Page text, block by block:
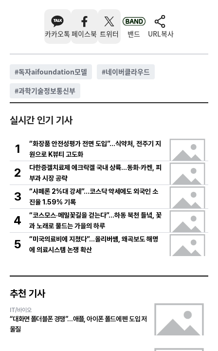
카카오톡 페이스북 트위터 밴드 URL복사
#독자aifoundation모델 #네이버클라우드
#과학기술정보통신부
실시간 인기 기사
1
“화장품 안전성평가 전면 도입”…식약처, 전주기 지
원으로 K뷰티 고도화
2
다한증겔치료제 에크락겔 국내 상륙…동화·카켄, 피
부과 시장 공략
3
“샤페론 2%대 강세”…코스닥 약세에도 외국인 소
진율 1.59% 기록
4
“코스모스·메밀꽃길을 걷는다”…하동 북천 들녘, 꽃
과 노래로 물드는 가을의 하루
5
“미국의료비에 지쳤다”…올리버쌤, 왜곡보도 해명
에 의료시스템 논쟁 확산
추천 기사
IT/바이오
“대화면 폴더블폰 경쟁”…애플, 아이폰 폴드에 펜 도입 저
울질